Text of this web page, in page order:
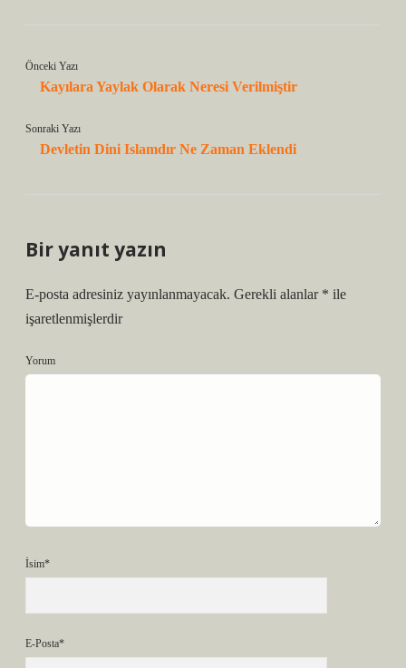
Önceki Yazı
Kayılara Yaylak Olarak Neresi Verilmiştir
Sonraki Yazı
Devletin Dini Islamdır Ne Zaman Eklendi
Bir yanıt yazın
E-posta adresiniz yayınlanmayacak. Gerekli alanlar * ile
işaretlenmişlerdir
Yorum
İsim*
E-Posta*